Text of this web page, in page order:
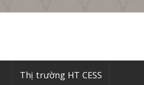
Thị trường HT CESS